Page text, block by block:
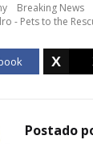
Breaking News
- Pets to the
Postado